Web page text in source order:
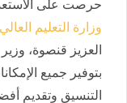
حرصت على
وزارة التعليم العالي
العزيز قنصوة،
بتوفير جميع
التنسيق وتقديم